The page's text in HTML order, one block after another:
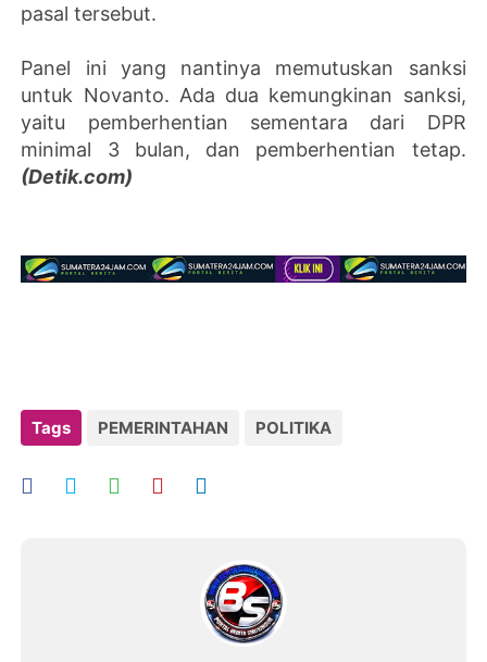
pasal tersebut.
Panel ini yang nantinya memutuskan sanksi
untuk Novanto. Ada dua kemungkinan sanksi,
yaitu pemberhentian sementara dari DPR
minimal 3 bulan, dan pemberhentian tetap.
(Detik.com)
Tags PEMERINTAHAN POLITIKA